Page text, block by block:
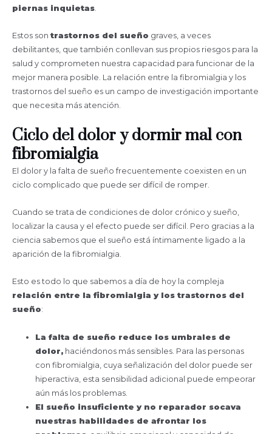
piernas inquietas.
Estos son trastornos del sueño graves, a veces
debilitantes, que también conllevan sus propios riesgos para la
salud y comprometen nuestra capacidad para funcionar de la
mejor manera posible. La relación entre la fibromialgia y los
trastornos del sueño es un campo de investigación importante
que necesita más atención.
Ciclo del dolor y dormir mal con
fibromialgia
El dolor y la falta de sueño frecuentemente coexisten en un
ciclo complicado que puede ser difícil de romper.
Cuando se trata de condiciones de dolor crónico y sueño,
localizar la causa y el efecto puede ser difícil. Pero gracias a la
ciencia sabemos que el sueño está íntimamente ligado a la
aparición de la fibromialgia.
Esto es todo lo que sabemos a día de hoy la compleja
relación entre la fibromialgia y los trastornos del
sueño:
La falta de sueño reduce los umbrales de
dolor, haciéndonos más sensibles. Para las personas
con fibromialgia, cuya señalización del dolor puede ser
hiperactiva, esta sensibilidad adicional puede empeorar
aún más los problemas.
El sueño insuficiente y no reparador socava
nuestras habilidades de afrontar los